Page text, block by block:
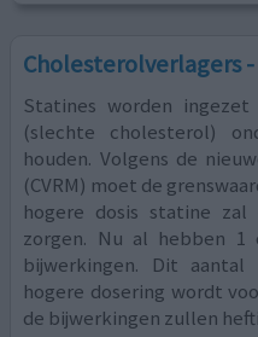
Cholesterolverlagers
Statines worden
(slechte cholesterol)
houden. Volgens de
(CVRM) moet de
hogere dosis statine
zorgen. Nu al hebben
bijwerkingen. Dit
hogere dosering wordt
de bijwerkingen zullen